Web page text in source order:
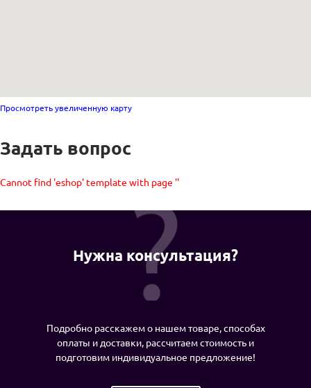
Просмотреть увеличенную карту
Задать вопрос
Cannot find 'eshop' template with page ''
Нужна консультация?
Подробно расскажем о нашем товаре, способах
оплаты и доставки, рассчитаем стоимость и
подготовим индивидуальное предложение!